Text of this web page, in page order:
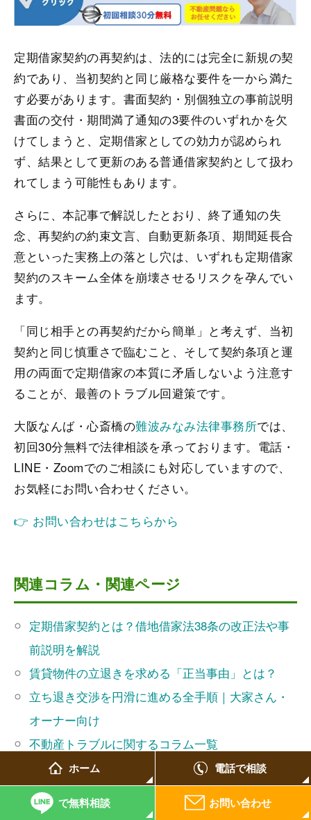
定期借家契約の再契約は、法的には完全に新規の契
約であり、当初契約と同じ厳格な要件を一から満た
す必要があります。書面契約・別個独立の事前説明
書面の交付・期間満了通知の3要件のいずれかを欠
けてしまうと、定期借家としての効力が認められ
ず、結果として更新のある普通借家契約として扱わ
れてしまう可能性もあります。
さらに、本記事で解説したとおり、終了通知の失
念、再契約の約束文言、自動更新条項、期間延長合
意といった実務上の落とし穴は、いずれも定期借家
契約のスキーム全体を崩壊させるリスクを孕んでい
ます。
「同じ相手との再契約だから簡単」と考えず、当初
契約と同じ慎重さで臨むこと、そして契約条項と運
用の両面で定期借家の本質に矛盾しないよう注意す
ることが、最善のトラブル回避策です。
大阪なんば・心斎橋の難波みなみ法律事務所では、
初回30分無料で法律相談を承っております。電話・
LINE・Zoomでのご相談にも対応していますので、
お気軽にお問い合わせください。
👉 お問い合わせはこちらから
関連コラム・関連ページ
定期借家契約とは？借地借家法38条の改正法や事
前説明を解説
賃貸物件の立退きを求める「正当事由」とは？
立ち退き交渉を円滑に進める全手順｜大家さん・
オーナー向け
不動産トラブルに関するコラム一覧
不動産分野の取扱業務
不動産案件の弁護士費用
弁護士紹介
ホーム 電話で相談
で無料相談 お問い合わせ